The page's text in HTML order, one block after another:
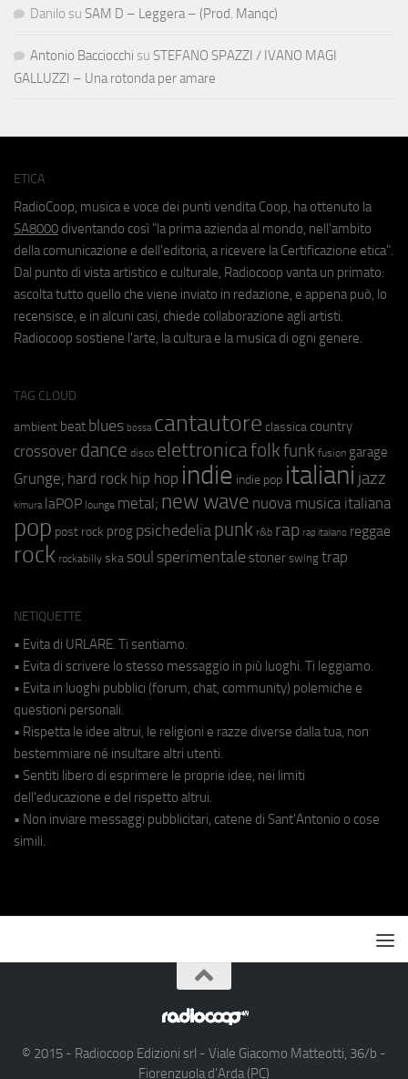
Danilo su SAM D – Leggera – (Prod. Manqc)
Antonio Bacciocchi su STEFANO SPAZZI / IVANO MAGI
GALLUZZI – Una rotonda per amare
ETICA
RadioCoop, musica e voce dei punti vendita Coop, ha ottenuto la
SA8000 diventando così "la prima azienda al mondo, nell'ambito
della comunicazione e dell'editoria, a ricevere la Certificazione etica".
Dal punto di vista artistico e culturale, Radiocoop vanta un primato:
ascolta tutto quello che viene inviato in redazione, e appena può, lo
recensisce, e in alcuni casi, chiede collaborazione agli artisti.
Radiocoop sostiene l'arte, la cultura e la musica di ogni genere.
TAG CLOUD
ambient beat blues bossa cantautore classica country
crossover dance disco elettronicafolkfunk fusion garage
Grunge; hard rock hip hop indie indie pop italiani jazz
kimura laPOP lounge metal; new wave nuova musica italiana
pop post rock prog psichedeliapunk r&b rap rap italiano reggae
rock rockabilly ska soul sperimentale stoner swing trap
NETIQUETTE
• Evita di URLARE. Ti sentiamo.
• Evita di scrivere lo stesso messaggio in più luoghi. Ti leggiamo.
• Evita in luoghi pubblici (forum, chat, community) polemiche e
questioni personali.
• Rispetta le idee altrui, le religioni e razze diverse dalla tua, non
bestemmiare né insultare altri utenti.
• Sentiti libero di esprimere le proprie idee, nei limiti
dell'educazione e del rispetto altrui.
• Non inviare messaggi pubblicitari, catene di Sant'Antonio o cose
simili.
© 2015 - Radiocoop Edizioni srl - Viale Giacomo Matteotti, 36/b -
Fiorenzuola d'Arda (PC)